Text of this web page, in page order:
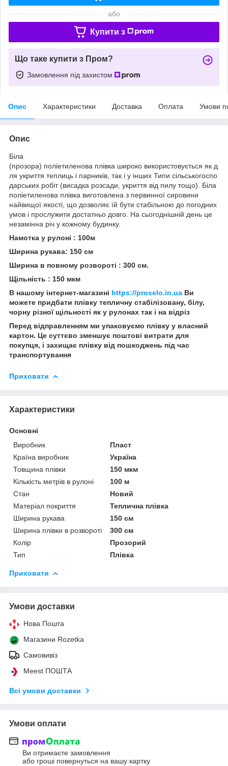
або
Купити з
Що таке купити з Пром?
Замовлення під захистом
Опис Характеристики Доставка Оплата Умови
Опис
Біла
(прозора) поліетиленова плівка широко використовується як д
ля укриття теплиць і парників, так і у інших Типи сільськогоспо
дарських робіт (висадка розсади, укриття від пилу тощо). Біла
поліетиленова плівка виготовлена ​​з первинної сировини
найвищої якості, що дозволяє їй бути стабільною до погодних
умов і прослужити достатньо довго. На сьогоднішній день це
незамінна річ у кожному будинку.
Намотка у рулоні : 100м
Ширина рукава: 150 см
Ширина в повному розвороті : 300 см.
Щільність : 150 мкм
В нашому інтернет-магазині https://proselo.in.ua Ви
можете придбати плівку тепличну стабілізовану, білу,
чорну різної щільності як у рулонах так і на відріз
Перед відправленням ми упаковуємо плівку у власний
картон. Це суттєво зменшує поштові витрати для
покупця, і захищає плівку від пошкоджень під час
транспортування
Приховати
Характеристики
Основні
Виробник
Пласт
Країна виробник
Україна
Товщина плівки
150 мкм
Кількість метрів в рулоні
100 м
Стан
Новий
Матеріал покриття
Теплична плівка
Ширина рукава
150 см
Ширина плівки в розвороті
300 см
Колір
Прозорий
Тип
Плівка
Приховати
Умови доставки
Нова Пошта
Магазини Rozetka
Самовивіз
Meest ПОШТА
Всі умови доставки
Умови оплати
Ви отримаєте замовлення
або гроші повернуться на вашу картку